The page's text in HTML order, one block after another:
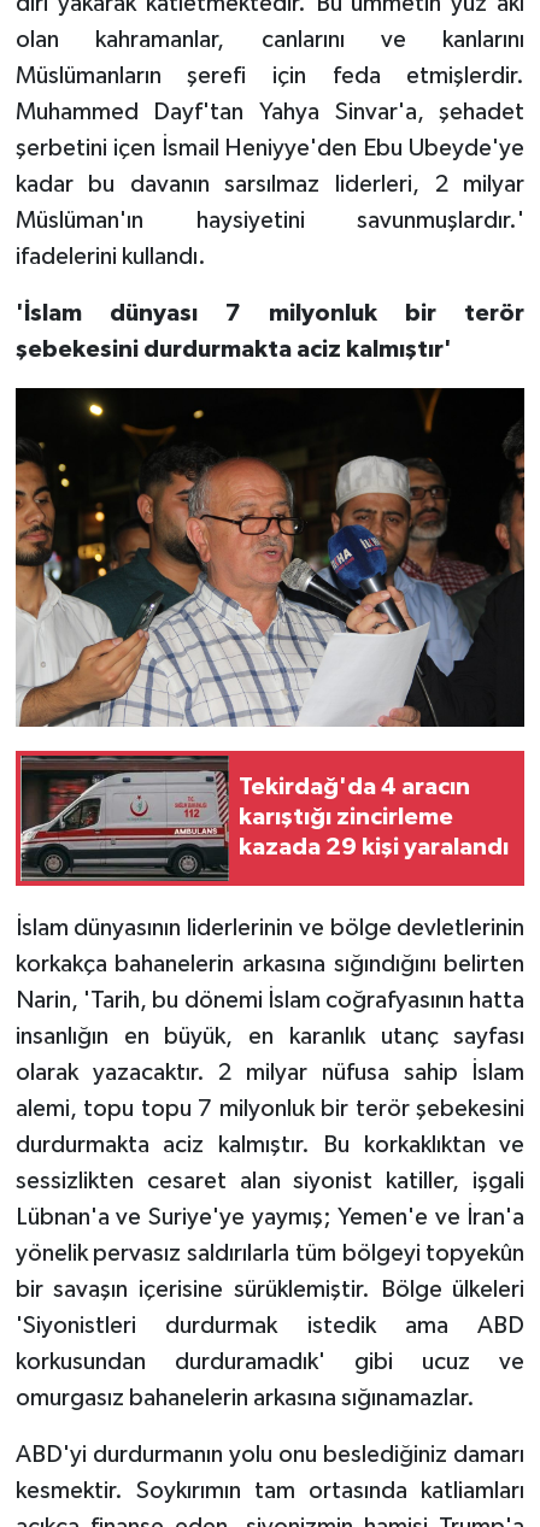
olan kahramanlar, canlarını ve kanlarını
Müslümanların şerefi için feda etmişlerdir.
Muhammed Dayf'tan Yahya Sinvar'a, şehadet
şerbetini içen İsmail Heniyye'den Ebu Ubeyde'ye
kadar bu davanın sarsılmaz liderleri, 2 milyar
Müslüman'ın haysiyetini savunmuşlardır.'
ifadelerini kullandı.
'İslam dünyası 7 milyonluk bir terör
şebekesini durdurmakta aciz kalmıştır'
Tekirdağ'da 4 aracın
karıştığı zincirleme
kazada 29 kişi yaralandı
İslam dünyasının liderlerinin ve bölge devletlerinin
korkakça bahanelerin arkasına sığındığını belirten
Narin, 'Tarih, bu dönemi İslam coğrafyasının hatta
insanlığın en büyük, en karanlık utanç sayfası
olarak yazacaktır. 2 milyar nüfusa sahip İslam
alemi, topu topu 7 milyonluk bir terör şebekesini
durdurmakta aciz kalmıştır. Bu korkaklıktan ve
sessizlikten cesaret alan siyonist katiller, işgali
Lübnan'a ve Suriye'ye yaymış; Yemen'e ve İran'a
yönelik pervasız saldırılarla tüm bölgeyi topyekûn
bir savaşın içerisine sürüklemiştir. Bölge ülkeleri
'Siyonistleri durdurmak istedik ama ABD
korkusundan durduramadık' gibi ucuz ve
omurgasız bahanelerin arkasına sığınamazlar.
ABD'yi durdurmanın yolu onu beslediğiniz damarı
kesmektir. Soykırımın tam ortasında katliamları